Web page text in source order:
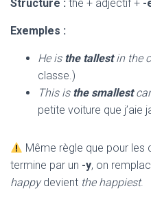
Structure : the + adjectif + -
Exemples :
He is the tallestin the
classe.)
This is the smallestcar
petite voiture que j’aie
Même règle que pour les
termine par un -y, on
happydevient the happiest.